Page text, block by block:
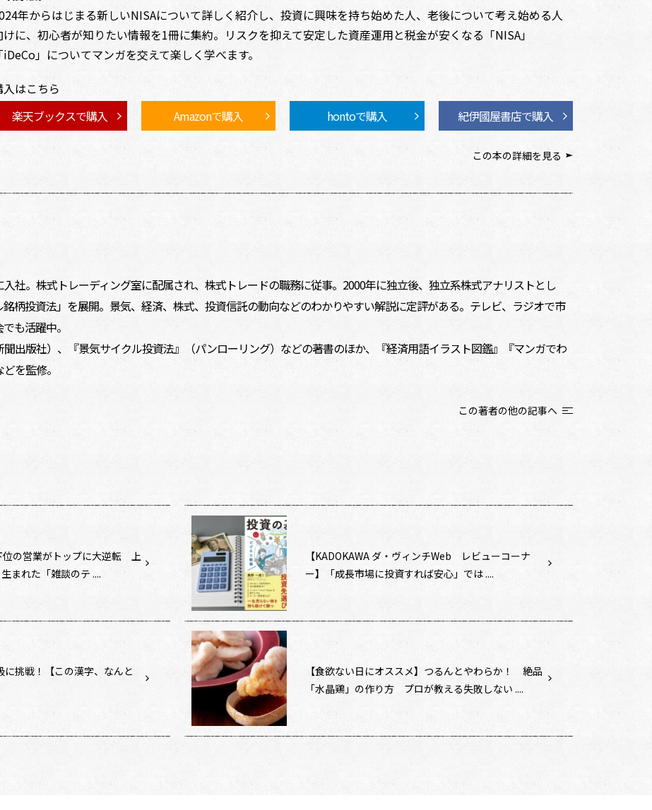
年からはじまる新しいNISAについて詳しく紹介し、投資に興味を持ち始めた人、老後について考え始める人
けに、初心者が知りたい情報を1冊に集約。リスクを抑えて安定した資産運用と税金が安くなる「NISA」
「iDeCo」についてマンガを交えて楽しく学べます。
入はこちら
楽天ブックスで購入
Amazonで購入 hontoで購入 紀伊國屋書店で購入
この本の詳細を見る
社。株式トレーディング室に配属され、株式トレードの職務に従事。2000年に独立後、独立系株式アナリストとし
柄投資法」を展開。景気、経済、株式、投資信託の動向などのわかりやすい解説に定評がある。テレビ、ラジオで市
も活躍中。
出版社）、『景気サイクル投資法』（パンローリング）などの著書のほか、『経済用語イラスト図鑑』『マンガでわ
を監修。
この著者の他の記事へ
位の営業がトップに大逆転 上
まれた「雑談のテ ....
【KADOKAWA ダ・ヴィンチWeb レビューコーナ
ー】「成長市場に投資すれば安心」では ....
挑戦！【この漢字、なんと
【食欲ない日にオススメ】つるんとやわらか！ 絶品
「水晶鶏」の作り方 プロが教える失敗しない ....